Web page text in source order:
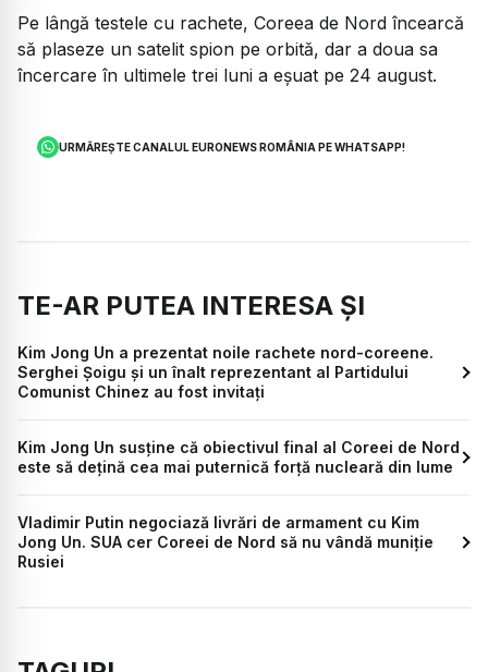
Pe lângă testele cu rachete, Coreea de Nord încearcă
să plaseze un satelit spion pe orbită, dar a doua sa
încercare în ultimele trei luni a eşuat pe 24 august.
URMĂREȘTE CANALUL EURONEWS ROMÂNIA PE WHATSAPP!
TE-AR PUTEA INTERESA ȘI
Kim Jong Un a prezentat noile rachete nord-coreene.
Serghei Șoigu și un înalt reprezentant al Partidului
Comunist Chinez au fost invitați
Kim Jong Un susține că obiectivul final al Coreei de Nord
este să deţină cea mai puternică forţă nucleară din lume
Vladimir Putin negociază livrări de armament cu Kim
Jong Un. SUA cer Coreei de Nord să nu vândă muniție
Rusiei